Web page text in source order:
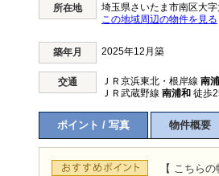
所在地
埼玉県さいたま市南区大
この地域周辺の物件を見る
築年月 2025年12月築
交通 ＪＲ京浜東北・根岸線 南
ＪＲ武蔵野線 南浦和 徒歩
ポイント / 写真 物件概要
【 こちら